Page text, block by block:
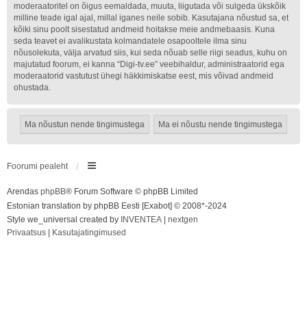
moderaatoritel on õigus eemaldada, muuta, liigutada või sulgeda ükskõik
milline teade igal ajal, millal iganes neile sobib. Kasutajana nõustud sa, et
kõiki sinu poolt sisestatud andmeid hoitakse meie andmebaasis. Kuna
seda teavet ei avalikustata kolmandatele osapooltele ilma sinu
nõusolekuta, välja arvatud siis, kui seda nõuab selle riigi seadus, kuhu on
majutatud foorum, ei kanna “Digi-tv.ee” veebihaldur, administraatorid ega
moderaatorid vastutust ühegi häkkimiskatse eest, mis võivad andmeid
ohustada.
Foorumi pealeht
Arendas phpBB® Forum Software © phpBB Limited
Estonian translation by phpBB Eesti [Exabot] © 2008*-2024
Style we_universal created by INVENTEA
nextgen
Privaatsus
Kasutajatingimused